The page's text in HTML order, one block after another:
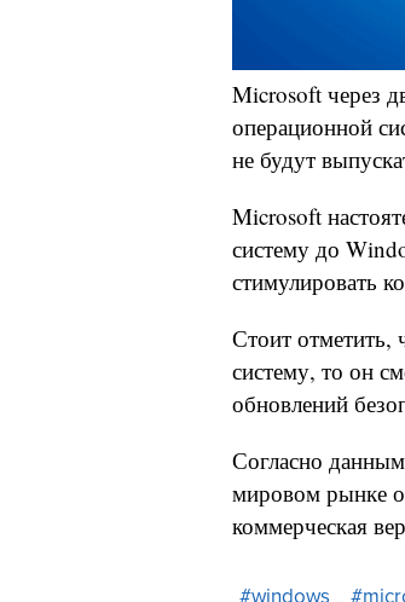
Microsoft через
операционной
не будут
Microsoft
систему до
стимулировать
Стоит отметить,
систему, то он
обновлений
Согласно
мировом рынке
коммерческая
#windows